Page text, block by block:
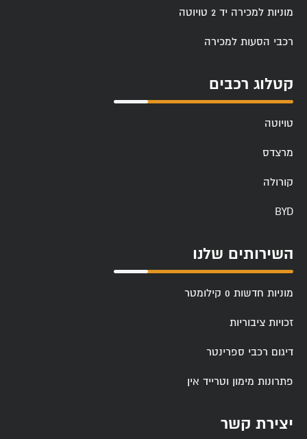
מוניות למכירה יד 2 טויוטה
רכבי הסעות למכירה
קטלוג רכבים
טויוטה
מרצדס
קורולה
BYD
השירותים שלנו
מוניות חדשות 0 קילומטר
זכויות ציבוריות
דיגום רכבי ספרינטר
פתרונות מימון וטרייד אין
יצירת קשר